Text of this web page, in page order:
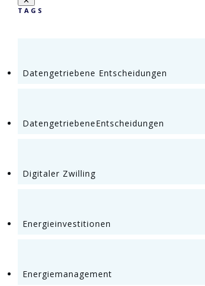
TAGS
Datengetriebene Entscheidungen
DatengetriebeneEntscheidungen
Digitaler Zwilling
Energieinvestitionen
Energiemanagement